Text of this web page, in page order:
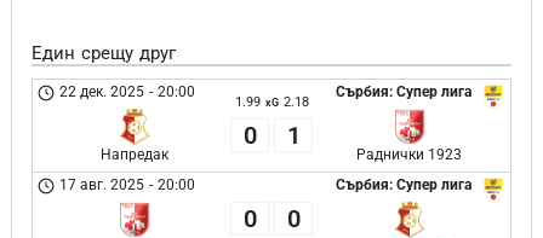
Един срещу друг
Сърбия: Супер лига
22 дек. 2025 - 20:00
Напредак
1.99 xG 2.18
0 1
Раднички 1923
Сърбия: Супер лига
17 авг. 2025 - 20:00
0 0